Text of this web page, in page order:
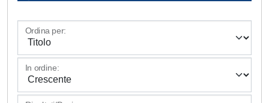
Ordina per:
In ordine: